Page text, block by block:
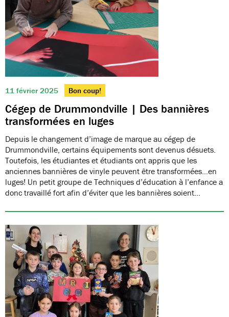
11 février 2025 Bon coup!
Cégep de Drummondville | Des bannières
transformées en luges
Depuis le changement d’image de marque au cégep de
Drummondville, certains équipements sont devenus désuets.
Toutefois, les étudiantes et étudiants ont appris que les
anciennes bannières de vinyle peuvent être transformées…en
luges! Un petit groupe de Techniques d’éducation à l’enfance a
donc travaillé fort afin d’éviter que les bannières soient…